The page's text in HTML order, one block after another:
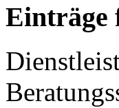
Einträge